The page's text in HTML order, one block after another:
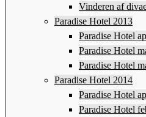
Vinderen af
Paradise Hotel 2013
Paradise Hotel
Paradise Hotel
Paradise Hotel
Paradise Hotel 2014
Paradise Hotel
Paradise Hotel